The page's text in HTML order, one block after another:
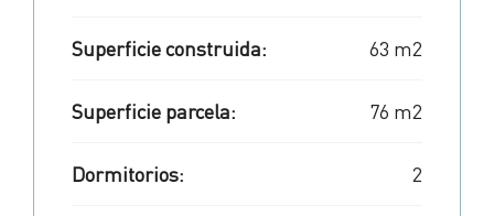
Superficie construida: 63 m2
Superficie parcela: 76 m2
Dormitorios: 2